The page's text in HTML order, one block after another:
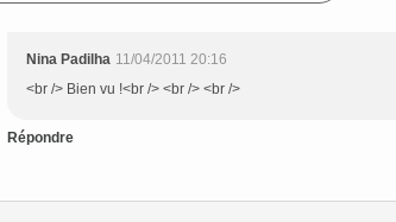
Nina Padilha 11/04/2011 20:16
<br /> Bien vu !<br /> <br /> <br />
Répondre